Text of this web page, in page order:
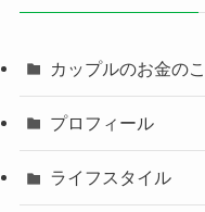
カップルのお金の
プロフィール
ライフスタイル